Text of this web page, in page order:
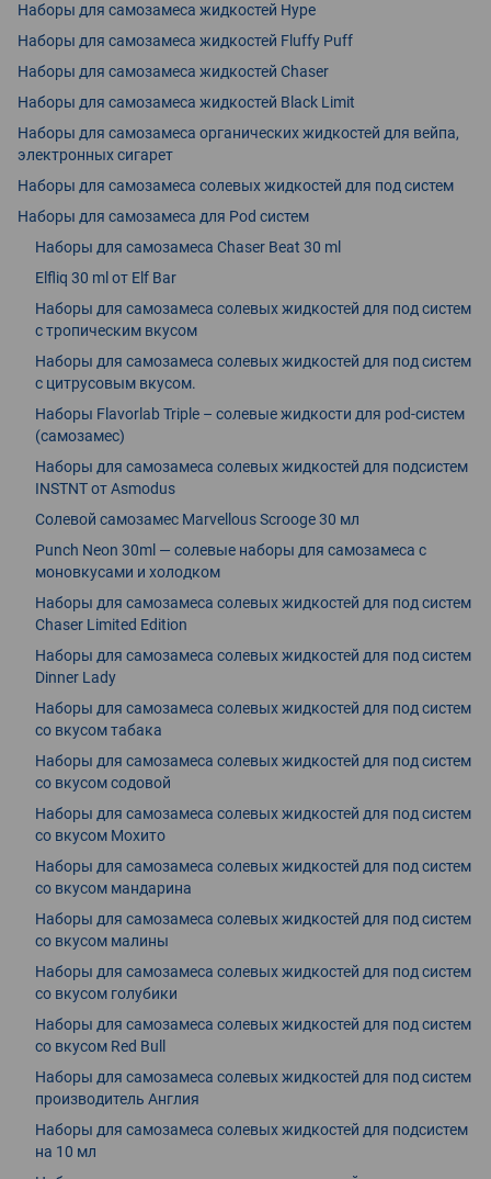
Наборы для самозамеса жидкостей Hype
Наборы для самозамеса жидкостей Fluffy Puff
Наборы для самозамеса жидкостей Chaser
Наборы для самозамеса жидкостей Black Limit
Наборы для самозамеса органических жидкостей для вейпа,
электронных сигарет
Наборы для самозамеса солевых жидкостей для под систем
Наборы для самозамеса для Pod систем
Наборы для самозамеса Chaser Beat 30 ml
Elfliq 30 ml от Elf Bar
Наборы для самозамеса солевых жидкостей для под систем
с тропическим вкусом
Наборы для самозамеса солевых жидкостей для под систем
с цитрусовым вкусом.
Наборы Flavorlab Triple – солевые жидкости для pod-систем
(самозамес)
Наборы для самозамеса солевых жидкостей для подсистем
INSTNT от Asmodus
Солевой самозамес Marvellous Scrooge 30 мл
Punch Neon 30ml — солевые наборы для самозамеса с
моновкусами и холодком
Наборы для самозамеса солевых жидкостей для под систем
Chaser Limited Edition
Наборы для самозамеса солевых жидкостей для под систем
Dinner Lady
Наборы для самозамеса солевых жидкостей для под систем
со вкусом табака
Наборы для самозамеса солевых жидкостей для под систем
со вкусом содовой
Наборы для самозамеса солевых жидкостей для под систем
со вкусом Мохито
Наборы для самозамеса солевых жидкостей для под систем
со вкусом мандарина
Наборы для самозамеса солевых жидкостей для под систем
со вкусом малины
Наборы для самозамеса солевых жидкостей для под систем
со вкусом голубики
Наборы для самозамеса солевых жидкостей для под систем
со вкусом Red Bull
Наборы для самозамеса солевых жидкостей для под систем
производитель Англия
Наборы для самозамеса солевых жидкостей для подсистем
на 10 мл